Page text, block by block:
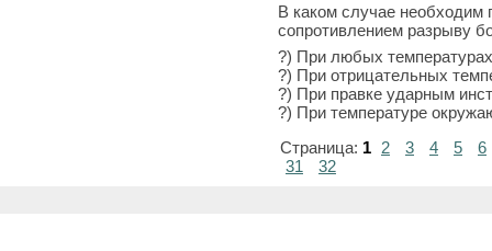
В каком случае необходим
сопротивлением разрыву
?) При любых
?) При отрицательных
?) При правке ударным
?) При температуре
Страница: 1 2 3 4 5
6
31
32